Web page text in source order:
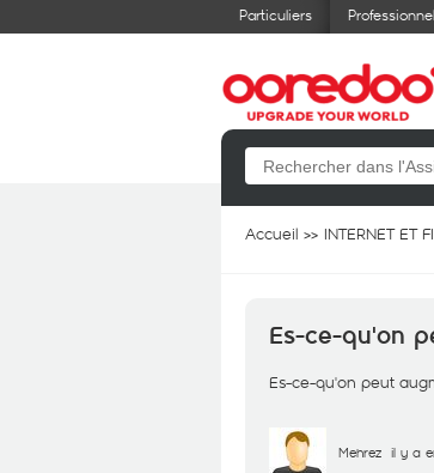
Particuliers
Accueil INTERNET ET
Es-ce-qu'on
Es-ce-qu'on peut
Mehrez il y a